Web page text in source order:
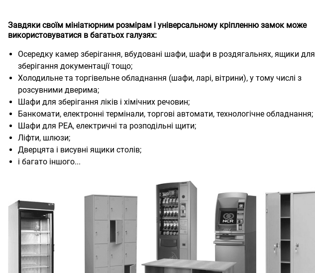
Завдяки своїм мініатюрним розмірам і універсальному кріпленню замок може
використовуватися в багатьох галузях:
Осередку камер зберігання, вбудовані шафи, шафи в роздягальнях, ящики для
зберігання документації тощо;
Холодильне та торгівельне обладнання (шафи, ларі, вітрини), у тому числі з
розсувними дверима;
Шафи для зберігання ліків і хімічних речовин;
Банкомати, електронні термінали, торгові автомати, технологічне обладнання;
Шафи для РЕА, електричні та розподільні щити;
Ліфти, шлюзи;
Дверцята і висувні ящики столів;
і багато іншого...